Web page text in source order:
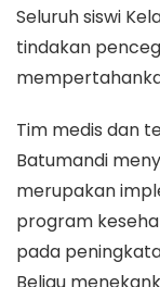
Seluruh siswi
tindakan
Tim medis dan
Batumandi
merupakan
program
pada
Beliau